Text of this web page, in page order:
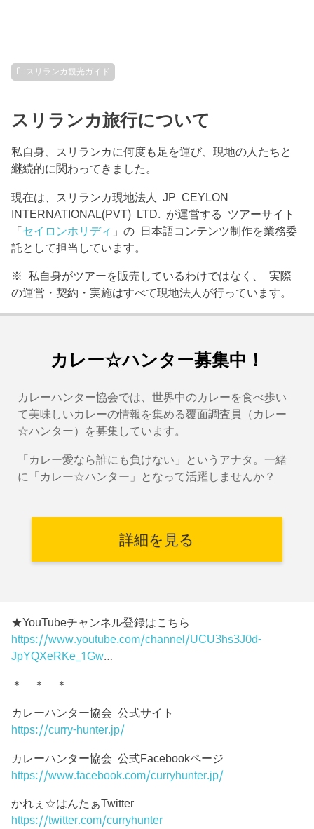
スリランカ観光ガイド
スリランカ旅行について
私自身、スリランカに何度も足を運び、現地の人たちと
継続的に関わってきました。
現在は、スリランカ現地法人 JP CEYLON
INTERNATIONAL(PVT) LTD. が運営する ツアーサイト
「セイロンホリディ 」の 日本語コンテンツ制作を業務委
託として担当しています。
※ 私自身がツアーを販売しているわけではなく、 実際
の運営・契約・実施はすべて現地法人が行っています。
カレー☆ハンター募集中！
カレーハンター協会では、世界中のカレーを食べ歩い
て美味しいカレーの情報を集める覆面調査員（カレー
☆ハンター）を募集しています。
「カレー愛なら誰にも負けない」というアナタ。一緒
に「カレー☆ハンター」となって活躍しませんか？
詳細を見る
★YouTubeチャンネル登録はこちら
https://www.youtube.com/channel/UCU3hs3J0d-
JpYQXeRKe_1Gw…
＊ ＊ ＊
カレーハンター協会 公式サイト
https://curry-hunter.jp/
カレーハンター協会 公式Facebookページ
https://www.facebook.com/curryhunter.jp/
かれぇ☆はんたぁTwitter
https://twitter.com/curryhunter